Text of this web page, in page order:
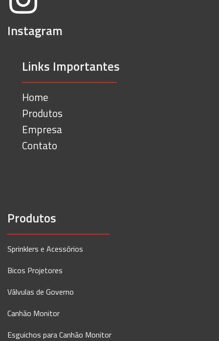
Instagram
Links Importantes
Home
Produtos
Empresa
Contato
Produtos
Sprinklers e Acessórios
Bicos Projetores
Válvulas de Governo
Canhão Monitor
Esguichos para Canhão Monitor